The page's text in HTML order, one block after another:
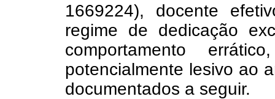
1669224), docente
regime de dedicação
comportamento
potencialmente lesivo ao
documentados a seguir.